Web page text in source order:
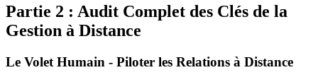
Partie 2 : Audit Complet des Clés de la
Gestion à Distance
Le Volet Humain - Piloter les Relations à Distance